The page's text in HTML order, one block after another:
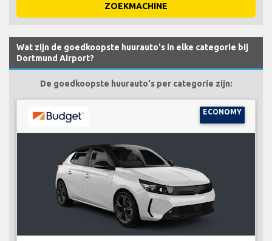
ZOEKMACHINE
Wat zijn de goedkoopste huurauto's in elke categorie bij
Dortmund Airport?
De goedkoopste huurauto's per categorie zijn:
ECONOMY